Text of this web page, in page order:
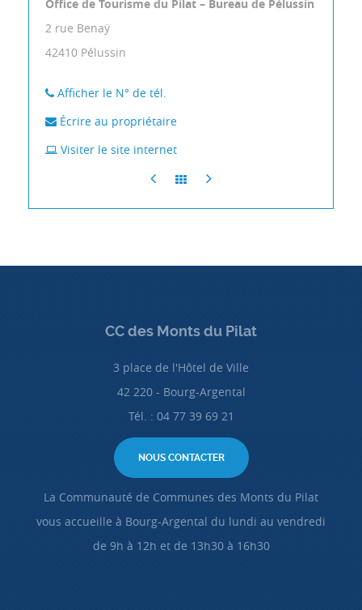
Office de Tourisme du Pilat – Bureau de Pélussin
2 rue Benaÿ
42410 Pélussin
Afficher le N° de tél.
Écrire au propriétaire
Visiter le site internet
CC des Monts du Pilat
3 place de l'Hôtel de Ville
42 220 - Bourg-Argental
Tél. : 04 77 39 69 21
NOUS CONTACTER
La Communauté de Communes des Monts du Pilat
vous accueille à Bourg-Argental du lundi au vendredi
de 9h à 12h et de 13h30 à 16h30